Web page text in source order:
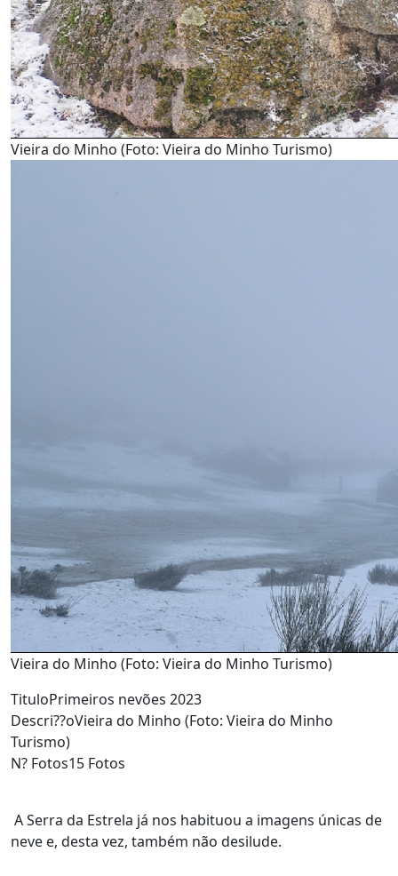
Vieira do Minho (Foto: Vieira do Minho Turismo)
Vieira do Minho (Foto: Vieira do Minho Turismo)
TituloPrimeiros nevões 2023
Descri??oVieira do Minho (Foto: Vieira do Minho
Turismo)
N? Fotos15 Fotos
A Serra da Estrela já nos habituou a imagens únicas de
neve e, desta vez, também não desilude.